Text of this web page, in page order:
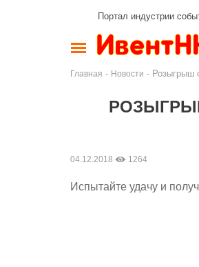
Портал индустрии
Главная - Новости - Розыгрыш
04.12.2018 1264
Испытайте удачу и